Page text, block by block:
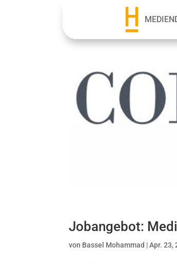
Jobangebot:
von Bassel Mohammad |Apr. 23,